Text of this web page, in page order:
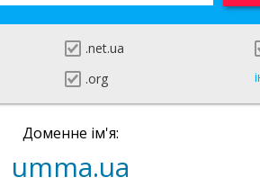
.net.ua
.org
Доменне ім'я:
umma.ua